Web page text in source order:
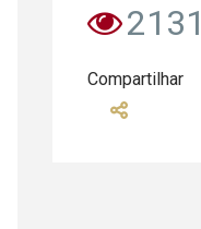
2131
Compartilhar